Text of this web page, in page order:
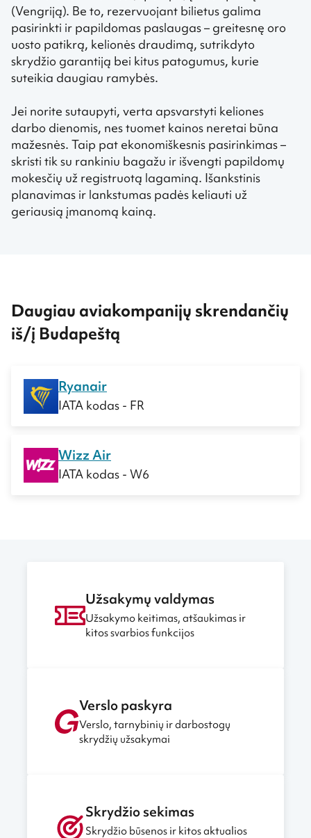
(Vengriją). Be to, rezervuojant bilietus galima
pasirinkti ir papildomas paslaugas – greitesnę oro
uosto patikrą, kelionės draudimą, sutrikdyto
skrydžio garantiją bei kitus patogumus, kurie
suteikia daugiau ramybės.
Jei norite sutaupyti, verta apsvarstyti keliones
darbo dienomis, nes tuomet kainos neretai būna
mažesnės. Taip pat ekonomiškesnis pasirinkimas –
skristi tik su rankiniu bagažu ir išvengti papildomų
mokesčių už registruotą lagaminą. Išankstinis
planavimas ir lankstumas padės keliauti už
geriausią įmanomą kainą.
Daugiau aviakompanijų skrendančių
iš/į Budapeštą
Ryanair
IATA kodas - FR
Wizz Air
IATA kodas - W6
Užsakymų valdymas
Užsakymo keitimas, atšaukimas ir
kitos svarbios funkcijos
Verslo paskyra
Verslo, tarnybinių ir darbostogų
skrydžių užsakymai
Skrydžio sekimas
Skrydžio būsenos ir kitos aktualios